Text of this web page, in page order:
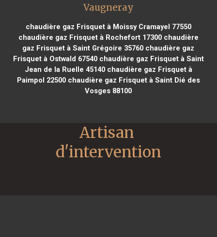
Vaugneray
chaudière gaz Frisquet à Moissy Cramayel 77550
chaudière gaz Frisquet à Rochefort 17300chaudière
gaz Frisquet à Saint Grégoire 35760 chaudière gaz
Frisquet à Ostwald 67540chaudière gaz Frisquet à Saint
Jean de la Ruelle 45140chaudière gaz Frisquet à
Paimpol 22500chaudière gaz Frisquet à Saint Dié des
Vosges 88100
Artisan
d'intervention